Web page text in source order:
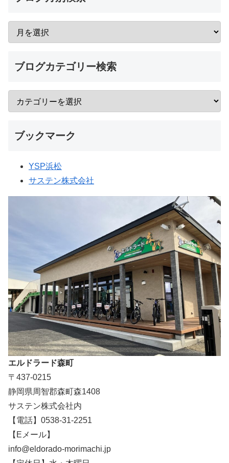
ブログカテゴリー検索
ブックマーク
YSP浜松
サステン株式会社
エルドラード森町
〒437-0215
静岡県周智郡森町森1408
サステン株式会社内
【電話】0538-31-2251
【Eメール】
info@eldorado-morimachi.jp